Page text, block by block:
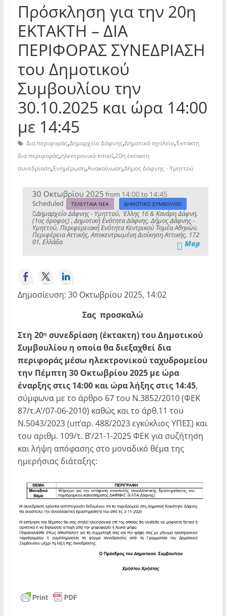
Πρόσκληση για την 20η
ΕΚΤΑΚΤΗ – ΔΙΑ
ΠΕΡΙΦΟΡΑΣ ΣΥΝΕΔΡΙΑΣΗ
του Δημοτικού
Συμβουλίου την
30.10.2025 και ώρα 14:00
με 14:45
Δια περιφοράς,Δημαρχείο Δάφνης,Δημοτικό σχολείο,Έκτακτη
δια περιφοράς,ηλεκτρονικό email,20η έκτακτη
συνεδρίαση,Ενημέρωση,Ανακοίνωση,Δήμος Δάφνης - Υμηττού
30 Οκτωβρίου 2025 from 14:00to 14:45
Scheduled ΤΕΛΕΥΤΑΙΑ ΝΕΑ ΔΗΜΟΤΙΚΟ ΣΥΜΒΟΥΛΙΟ
Δημαρχείο Δάφνης - Υμηττού, 'Ελλης 16 & Κανάρη Δάφνη,
(1ος όροφος) , Δημοτική Ενότητα Δάφνης, Δήμος Δάφνης -
Υμηττού, Περιφερειακή Ενότητα Κεντρικού Τομέα Αθηνών,
Περιφέρεια Αττικής, Αποκεντρωμένη Διοίκηση Αττικής, 172
01, Ελλάδα Map
Δημοσίευση: 30 Οκτωβρίου 2025, 14:02
Σας προσκαλώ
Στη 20η συνεδρίαση (έκτακτη) του Δημοτικού
Συμβουλίου η οποία θα διεξαχθεί δια
περιφοράς μέσω ηλεκτρονικού ταχυδρομείου
την Πέμπτη 30 Οκτωβρίου 2025 με ώρα
έναρξης στις 14:00 και ώρα λήξης στις 14:45,
σύμφωνα με το άρθρο 67 του Ν.3852/2010 (ΦΕΚ
87/τ.Α’/07-06-2010) καθώς και το άρθ.11 του
Ν.5043/2023 (υπ’αρ. 488/2023 εγκύκλιος ΥΠΕΣ) και
του αριθμ. 109/τ. Β’/21-1-2025 ΦΕΚ για συζήτηση
και λήψη απόφασης στο μοναδικό θέμα της
ημερήσιας διάταξης: